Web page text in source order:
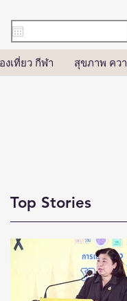
งเที่ยว กีฬา สุขภาพ คว
Top Stories